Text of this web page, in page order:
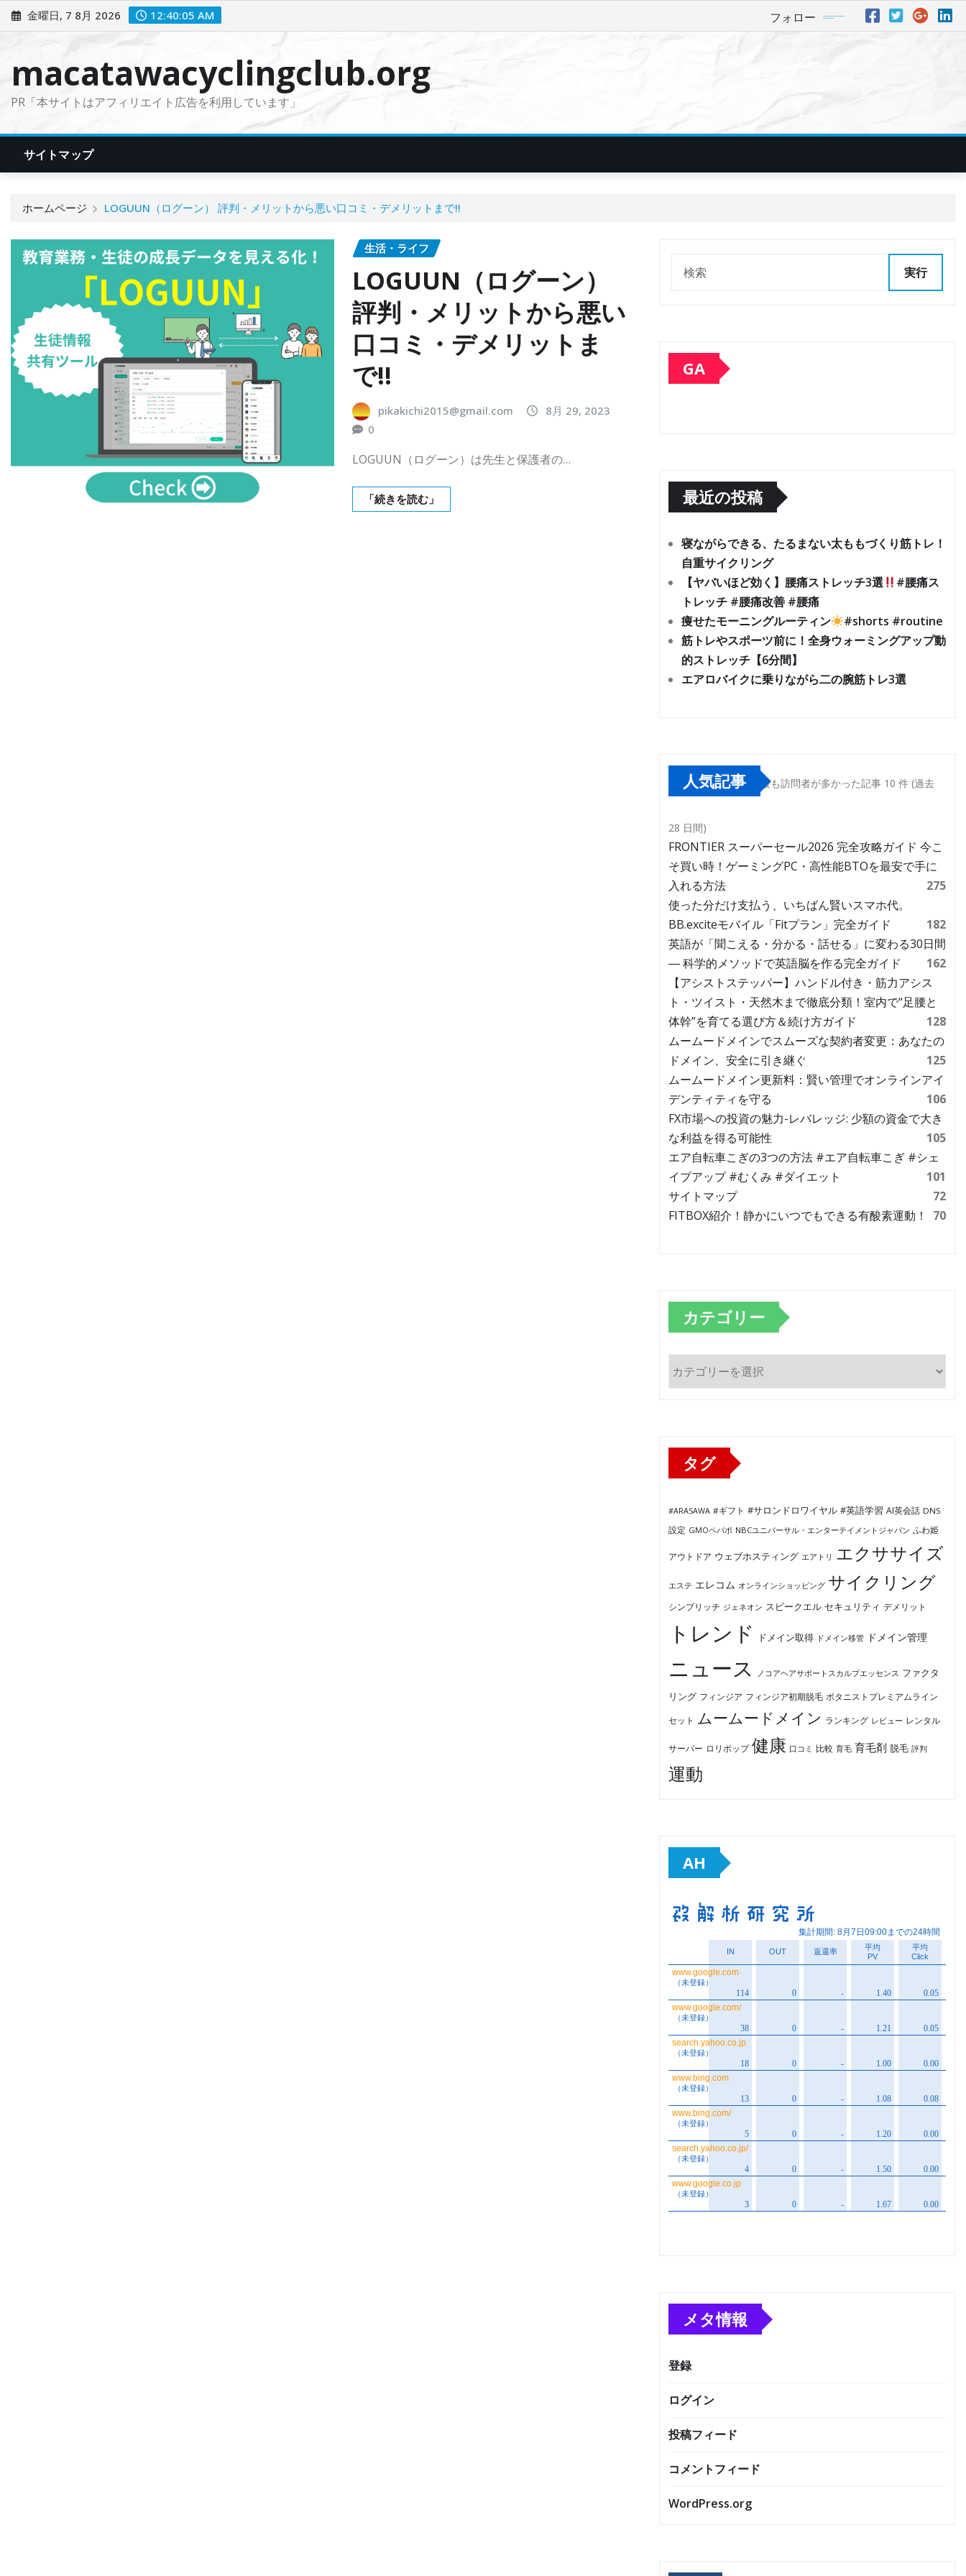
ン
金曜日, 7 8月 2026 12:40:06 AM フォロー
macatawacyclingclub.org
PR「本サイトはアフィリエイト広告を利用しています」
サイトマップ
ホームページ LOGUUN（ログーン） 評判・メリットから悪い口コミ・デメリットまで!!
生活・ライフ
LOGUUN（ログーン）
評判・メリットから悪い
口コミ・デメリットま
で!!
pikakichi2015@gmail.com
8月 29, 2023
0
LOGUUN（ログーン）は先生と保護者の…
「続きを読む」
実行
GA
最近の投稿
寝ながらできる、たるまない太ももづくり筋トレ！
自重サイクリング
【ヤバいほど効く】腰痛ストレッチ3選
#腰痛ス
トレッチ #腰痛改善 #腰痛
痩せたモーニングルーティン
#shorts #routine
筋トレやスポーツ前に！全身ウォーミングアップ動
的ストレッチ【6分間】
エアロバイクに乗りながら二の腕筋トレ3選
人気記事 最も訪問者が多かった記事 10 件 (過去
28 日間)
FRONTIER スーパーセール2026 完全攻略ガイド 今こ
そ買い時！ゲーミングPC・高性能BTOを最安で手に
入れる方法
275
使った分だけ支払う、いちばん賢いスマホ代。
BB.exciteモバイル「Fitプラン」完全ガイド
182
英語が「聞こえる・分かる・話せる」に変わる30日間
― 科学的メソッドで英語脳を作る完全ガイド
162
【アシストステッパー】ハンドル付き・筋力アシス
ト・ツイスト・天然木まで徹底分類！室内で“足腰と
体幹”を育てる選び方＆続け方ガイド
128
ムームードメインでスムーズな契約者変更：あなたの
ドメイン、安全に引き継ぐ
125
ムームードメイン更新料：賢い管理でオンラインアイ
デンティティを守る
106
FX市場への投資の魅力-レバレッジ: 少額の資金で大き
な利益を得る可能性
105
エア自転車こぎの3つの方法 #エア自転車こぎ #シェ
イプアップ #むくみ #ダイエット
101
サイトマップ
72
FITBOX紹介！静かにいつでもできる有酸素運動！
70
カテゴリー
テ
タグ
#ARASAWA #ギフト #サロンドロワイヤル #英語学習 AI英会話 DNS
設定 GMOペパボ NBCユニバーサル・エンターテイメントジャパン ふわ姫
アウトドア ウェブホスティング エアトリ エクササイズ
エステ エレコム オンラインショッピング サイクリング
シンプリッチ ジェネオン スピークエル セキュリティ デメリット
トレンド ドメイン取得 ドメイン移管 ドメイン管理
ニュース ノコアヘアサポートスカルプエッセンス ファクタ
リング フィンジア フィンジア初期脱毛 ボタニストプレミアムライン
セット ムームードメイン ランキング レビュー レンタル
サーバー ロリポップ 健康 口コミ 比較 育毛 育毛剤 脱毛 評判
運動
AH
メタ情報
登録
ログイン
投稿フィード
コメントフィード
WordPress.org